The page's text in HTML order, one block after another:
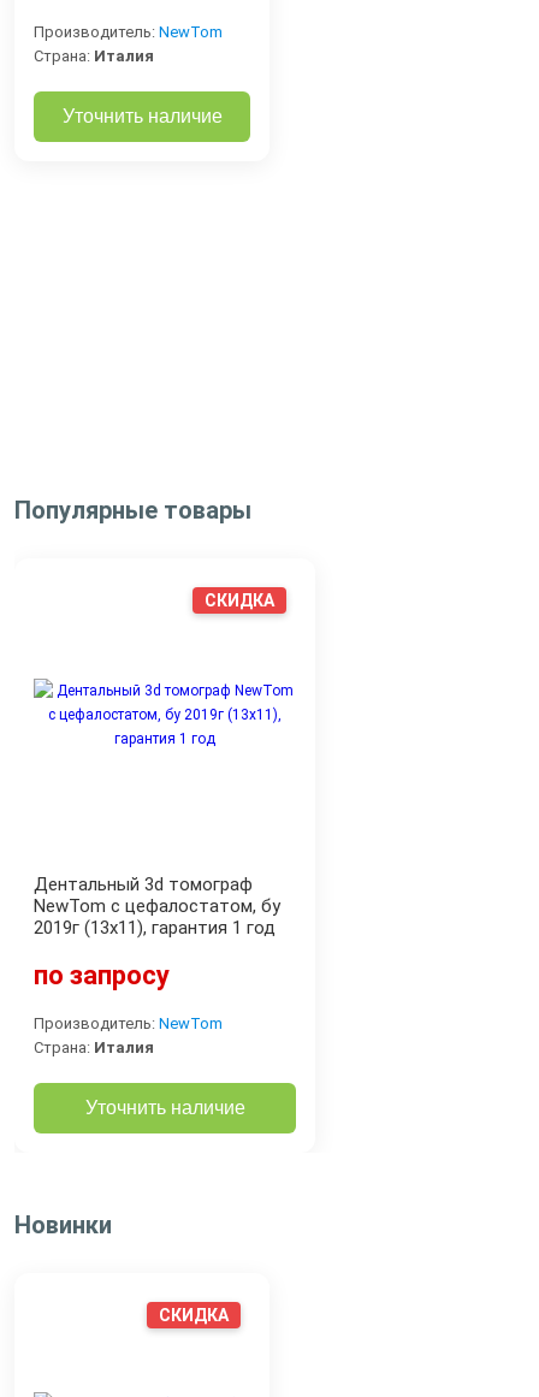
Производитель: NewTom
Страна: Италия
Уточнить наличие
Популярные товары
СКИДКА
Дентальный 3d томограф
NewTom с цефалостатом, бу
2019г (13x11), гарантия 1 год
по запросу
Производитель: NewTom
Страна: Италия
Уточнить наличие
Новинки
СКИДКА